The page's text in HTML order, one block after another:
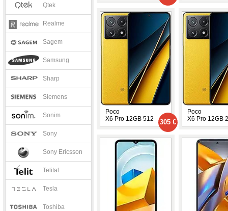
Qtek
Realme
Sagem
Samsung
Sharp
Siemens
Sonim
Sony
Sony Ericsson
Telital
Tesla
Toshiba
Poco
X6 Pro 12GB 512
305 €
Poco
X6 Pro 12GB